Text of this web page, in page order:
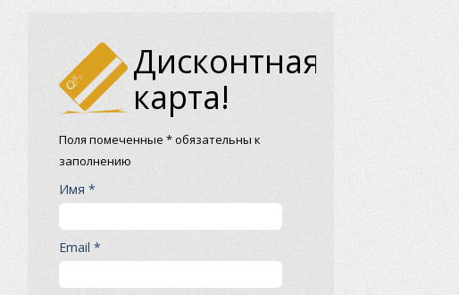
Дисконтная
карта!
Поля помеченные * обязательны к
заполнению
Имя *
Email *